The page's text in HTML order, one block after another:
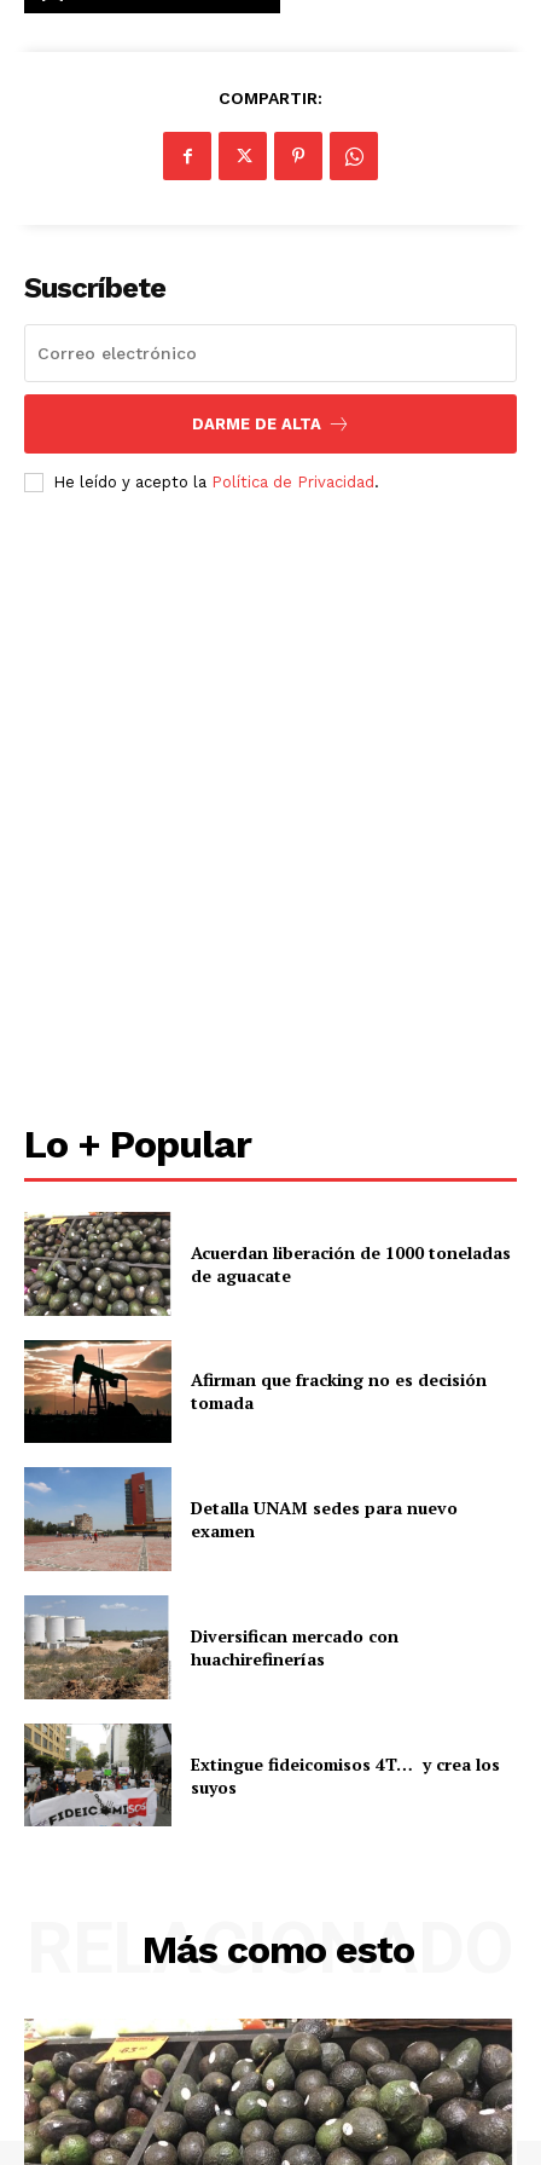
Del Siglo
COMPARTIR:
Suscríbete
DARME DE ALTA
He leído y acepto la Política de Privacidad .
Lo + Popular
Acuerdan liberación de 1000 toneladas
de aguacate
Afirman que fracking no es decisión
tomada
Detalla UNAM sedes para nuevo
examen
Diversifican mercado con
huachirefinerías
Extingue fideicomisos 4T… y crea los
suyos
Más como esto
RELACIONADO